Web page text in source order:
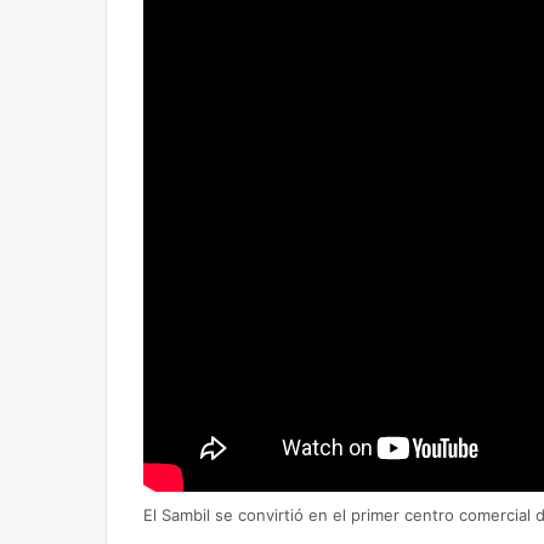
El Sambil se convirtió en el primer centro comercial